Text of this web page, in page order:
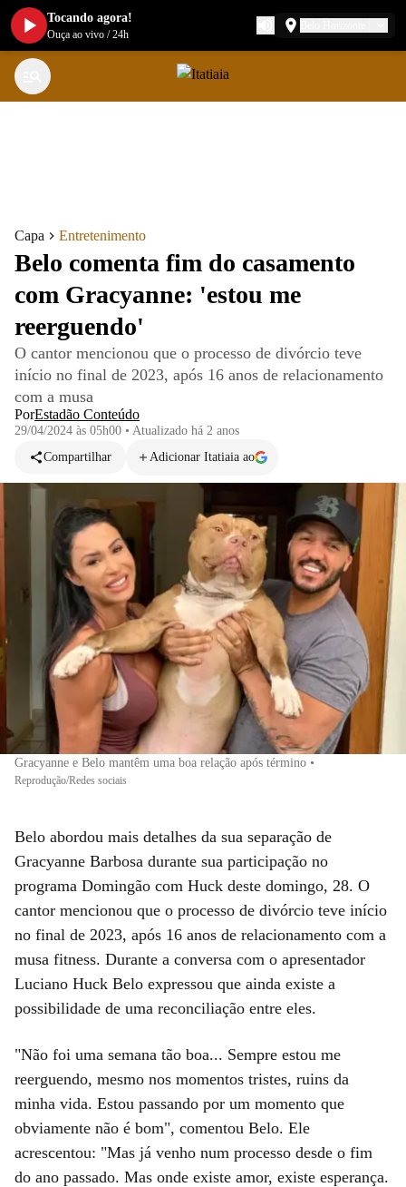
Capa Entretenimento
Belo comenta fim do casamento
com Gracyanne: 'estou me
reerguendo'
O cantor mencionou que o processo de divórcio teve
início no final de 2023, após 16 anos de relacionamento
com a musa
PorEstadão Conteúdo
29/04/2024 às 05h00 • Atualizado há 2 anos
Compartilhar
Adicionar Itatiaia ao
Gracyanne e Belo mantêm uma boa relação após término •
Reprodução/Redes sociais
Belo abordou mais detalhes da sua separação de
Gracyanne Barbosa durante sua participação no
programa Domingão com Huck deste domingo, 28. O
cantor mencionou que o processo de divórcio teve início
no final de 2023, após 16 anos de relacionamento com a
musa fitness. Durante a conversa com o apresentador
Luciano Huck Belo expressou que ainda existe a
possibilidade de uma reconciliação entre eles.
"Não foi uma semana tão boa... Sempre estou me
reerguendo, mesmo nos momentos tristes, ruins da
minha vida. Estou passando por um momento que
obviamente não é bom", comentou Belo. Ele
acrescentou: "Mas já venho num processo desde o fim
do ano passado. Mas onde existe amor, existe esperança.
Tocando agora!
Ouça ao vivo /24h